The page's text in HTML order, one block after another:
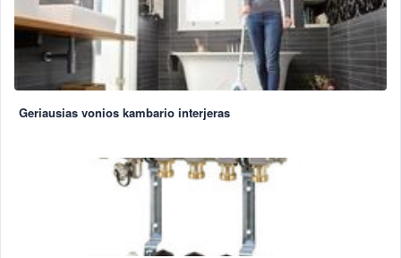
Geriausias vonios kambario interjeras